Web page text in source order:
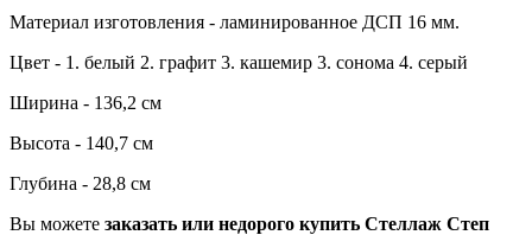
Материал изготовления - ламинированное ДСП 16 мм.
Цвет - 1. белый 2. графит 3. кашемир 3. сонома 4. серый
Ширина - 136,2 см
Высота - 140,7 см
Глубина - 28,8 см
Вы можете заказать или недорого купить Стеллаж Степ